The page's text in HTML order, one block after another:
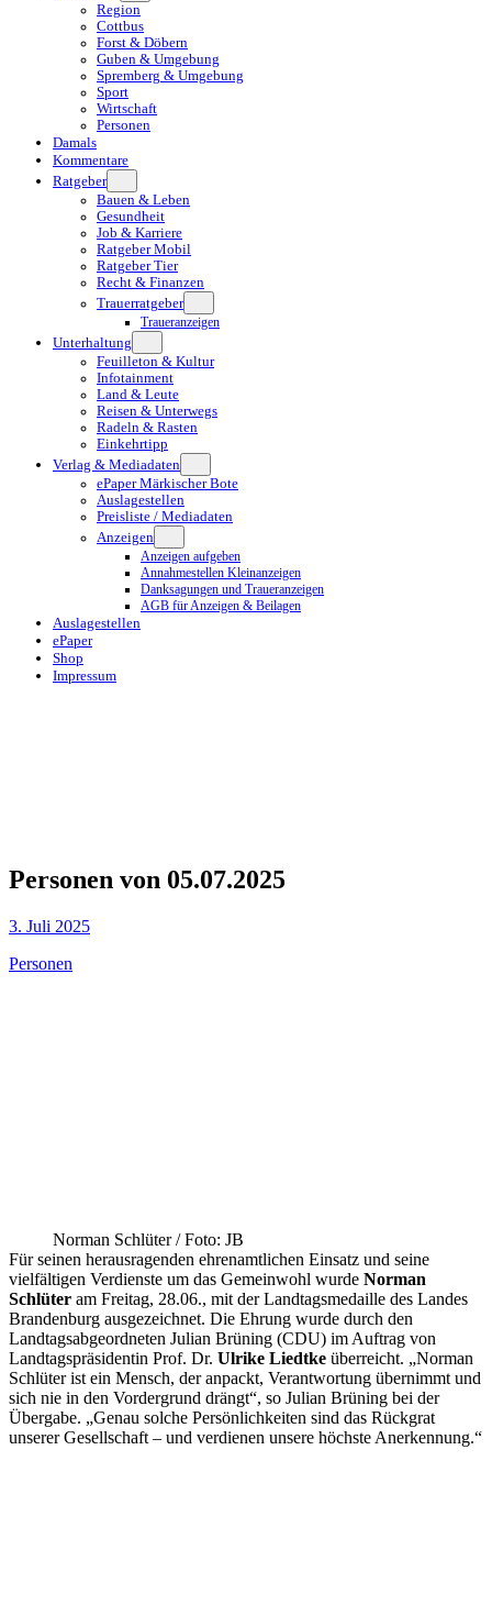
Region
Cottbus
Forst & Döbern
Guben & Umgebung
Spremberg & Umgebung
Sport
Wirtschaft
Personen
Damals
Kommentare
Ratgeber
Bauen & Leben
Gesundheit
Job & Karriere
Ratgeber Mobil
Ratgeber Tier
Recht & Finanzen
Trauerratgeber
Traueranzeigen
Unterhaltung
Feuilleton & Kultur
Infotainment
Land & Leute
Reisen & Unterwegs
Radeln & Rasten
Einkehrtipp
Verlag & Mediadaten
ePaper Märkischer Bote
Auslagestellen
Preisliste / Mediadaten
Anzeigen
Anzeigen aufgeben
Annahmestellen Kleinanzeigen
Danksagungen und Traueranzeigen
AGB für Anzeigen & Beilagen
Auslagestellen
ePaper
Shop
Impressum
Personen von 05.07.2025
3. Juli 2025
Personen
Norman Schlüter / Foto: JB
Für seinen herausragenden ehrenamtlichen Einsatz und seine
vielfältigen Verdienste um das Gemeinwohl wurde Norman
Schlüter am Freitag, 28.06., mit der Landtagsmedaille des Landes
Brandenburg ausgezeichnet. Die Ehrung wurde durch den
Landtagsabgeordneten Julian Brüning (CDU) im Auftrag von
Landtagspräsidentin Prof. Dr. Ulrike Liedtke überreicht. „Norman
Schlüter ist ein Mensch, der anpackt, Verantwortung übernimmt und
sich nie in den Vordergrund drängt“, so Julian Brüning bei der
Übergabe. „Genau solche Persönlichkeiten sind das Rückgrat
unserer Gesellschaft – und verdienen unsere höchste Anerkennung.“